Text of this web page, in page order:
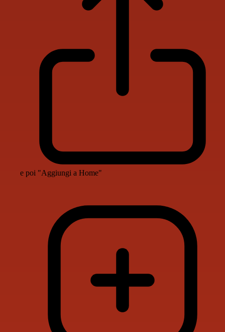
e poi "Aggiungi a Home"